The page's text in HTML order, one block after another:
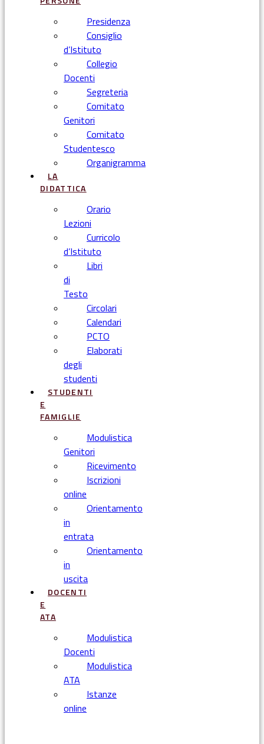
Presidenza
Consiglio
d’Istituto
Collegio
Docenti
Segreteria
Comitato
Genitori
Comitato
Studentesco
Organigramma
LA
DIDATTICA
Orario
Lezioni
Curricolo
d’Istituto
Libri
di
Testo
Circolari
Calendari
PCTO
Elaborati
degli
studenti
STUDENTI
E
FAMIGLIE
Modulistica
Genitori
Ricevimento
Iscrizioni
online
Orientamento
in
entrata
Orientamento
in
uscita
DOCENTI
E
ATA
Modulistica
Docenti
Modulistica
ATA
Istanze
online